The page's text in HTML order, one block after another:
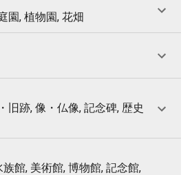
園, 植物園, 花畑
旧跡, 像・仏像, 記念碑, 歴史
館, 美術館, 博物館, 記念館,